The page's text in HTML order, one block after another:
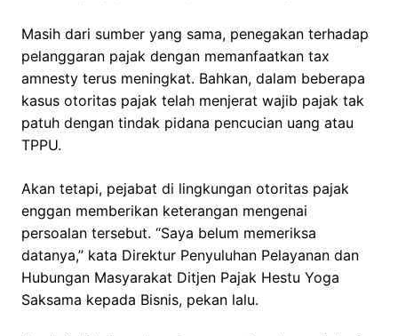
Masih dari sumber yang sama, penegakan terhadap
pelanggaran pajak dengan memanfaatkan tax
amnesty terus meningkat. Bahkan, dalam beberapa
kasus otoritas pajak telah menjerat wajib pajak tak
patuh dengan tindak pidana pencucian uang atau
TPPU.
Akan tetapi, pejabat di lingkungan otoritas pajak
enggan memberikan keterangan mengenai
persoalan tersebut. “Saya belum memeriksa
datanya,” kata Direktur Penyuluhan Pelayanan dan
Hubungan Masyarakat Ditjen Pajak Hestu Yoga
Saksama kepada Bisnis, pekan lalu.